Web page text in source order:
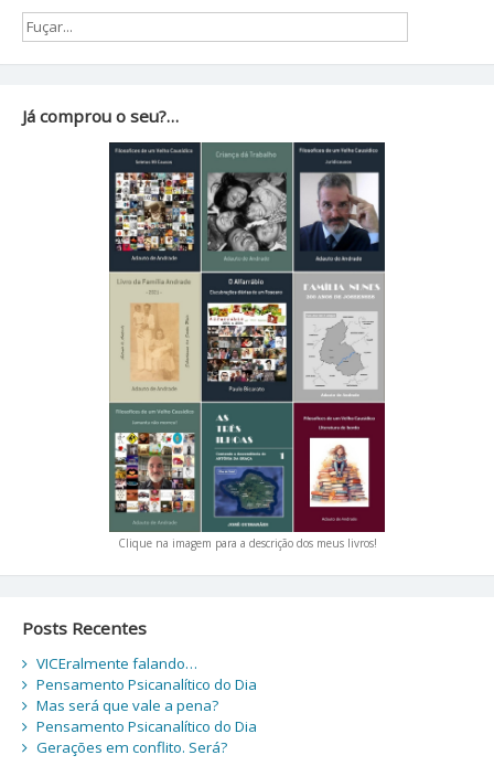
Já comprou o seu?…
Clique na imagem para a descrição dos meus livros!
Posts Recentes
VICEralmente falando…
Pensamento Psicanalítico do Dia
Mas será que vale a pena?
Pensamento Psicanalítico do Dia
Gerações em conflito. Será?